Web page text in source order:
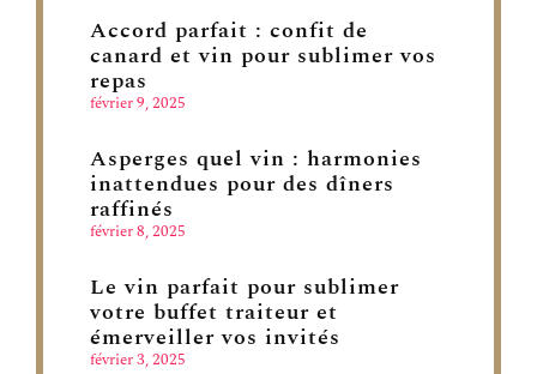
Accord parfait : confit de
canard et vin pour sublimer vos
repas
février 9, 2025
Asperges quel vin : harmonies
inattendues pour des dîners
raffinés
février 8, 2025
Le vin parfait pour sublimer
votre buffet traiteur et
émerveiller vos invités
février 3, 2025